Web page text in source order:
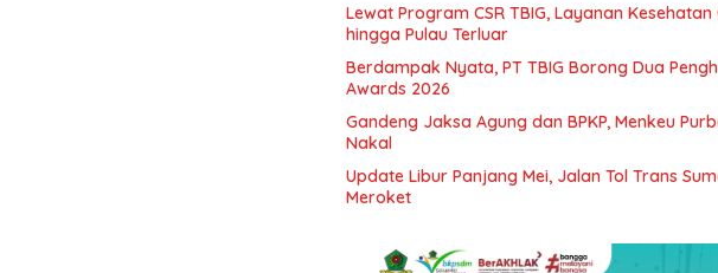
Lewat Program CSR TBIG, Layanan
hingga Pulau Terluar
Berdampak Nyata, PT TBIG Borong Dua
Awards 2026
Gandeng Jaksa Agung dan BPKP, Menkeu
Nakal
Update Libur Panjang Mei, Jalan Tol Trans
Meroket